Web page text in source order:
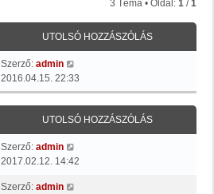
3 Téma • Oldal: 1 /1
UTOLSÓ HOZZÁSZÓLÁS
Szerző: admin
2016.04.15. 22:33
UTOLSÓ HOZZÁSZÓLÁS
Szerző: admin
2017.02.12. 14:42
Szerző: admin